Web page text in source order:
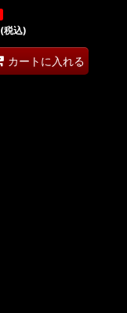
(税込)
カートに入れる